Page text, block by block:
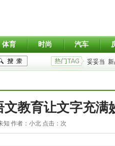
体育 时尚 汽车
妥妥当
教育让文字充满
知 作者： 小北 点击： 次